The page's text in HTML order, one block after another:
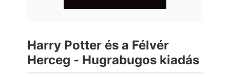
Harry Potter és a Félvér
Herceg - Hugrabugos kiadás